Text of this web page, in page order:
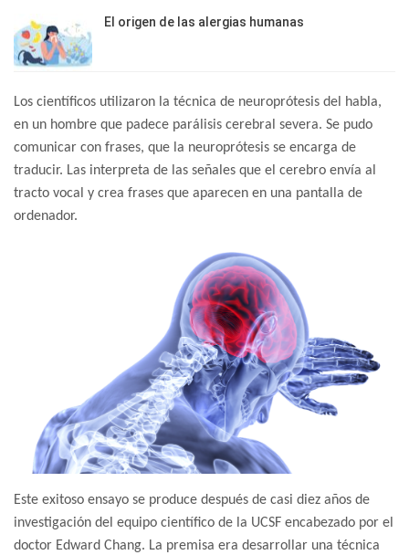
El origen de las alergias humanas
Los científicos utilizaron la técnica de neuroprótesis del habla,
en un hombre que padece parálisis cerebral severa. Se pudo
comunicar con frases, que la neuroprótesis se encarga de
traducir. Las interpreta de las señales que el cerebro envía al
tracto vocal y crea frases que aparecen en una pantalla de
ordenador.
Este exitoso ensayo se produce después de casi diez años de
investigación del equipo científico de la UCSF encabezado por el
doctor Edward Chang. La premisa era desarrollar una técnica